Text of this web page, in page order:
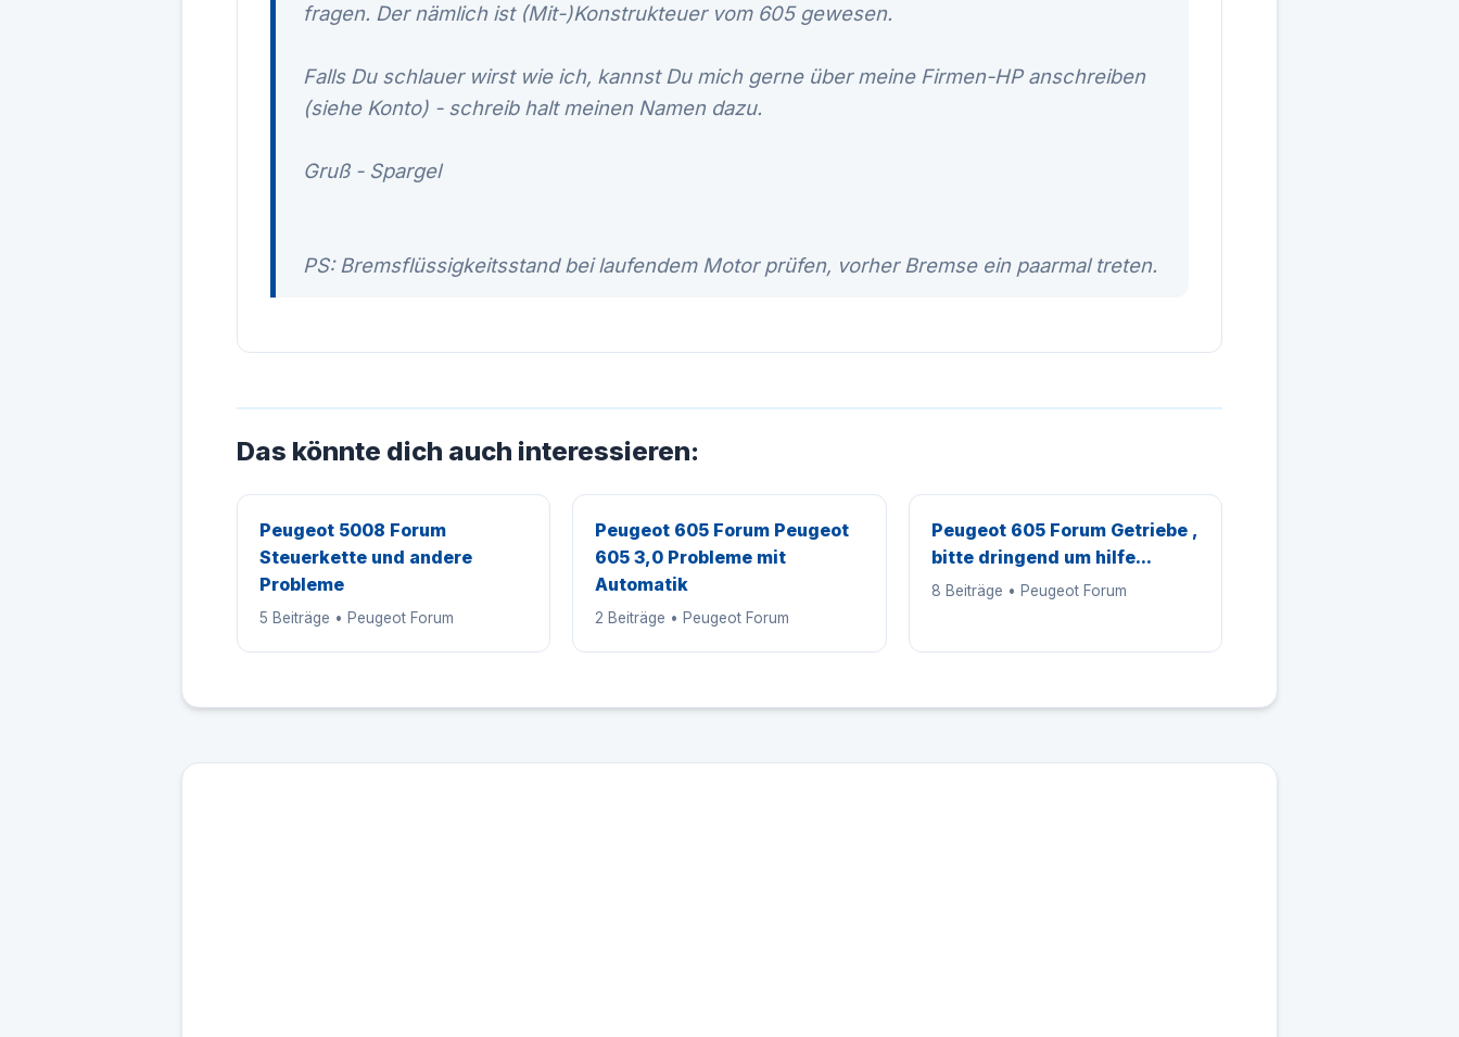
fragen. Der nämlich ist (Mit-)Konstrukteuer vom 605 gewesen.
Falls Du schlauer wirst wie ich, kannst Du mich gerne über meine Firmen-HP anschreiben
(siehe Konto) - schreib halt meinen Namen dazu.
Gruß - Spargel
PS: Bremsflüssigkeitsstand bei laufendem Motor prüfen, vorher Bremse ein paarmal treten.
Das könnte dich auch interessieren:
Peugeot 5008 Forum
Steuerkette und andere
Probleme
5 Beiträge • Peugeot Forum
Peugeot 605 Forum Peugeot
605 3,0 Probleme mit
Automatik
2 Beiträge • Peugeot Forum
Peugeot 605 Forum Getriebe ,
bitte dringend um hilfe...
8 Beiträge • Peugeot Forum